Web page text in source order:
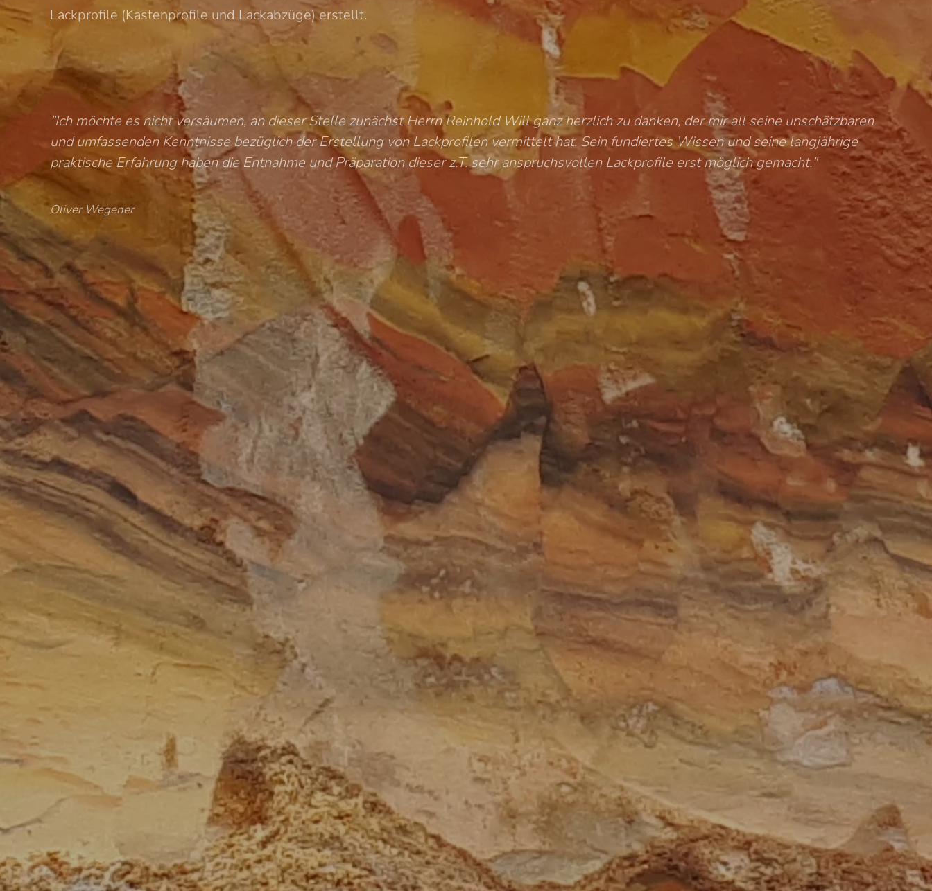
Lackprofile (Kastenprofile und Lackabzüge) erstellt.
"Ich möchte es nicht versäumen, an dieser Stelle zunächst Herrn Reinhold Will ganz herzlich zu danken, der mir all seine unschätzbaren
und umfassenden Kenntnisse bezüglich der Erstellung von Lackprofilen vermittelt hat. Sein fundiertes Wissen und seine langjährige
praktische Erfahrung haben die Entnahme und Präparation dieser z.T. sehr anspruchsvollen Lackprofile erst möglich gemacht."
Oliver Wegener